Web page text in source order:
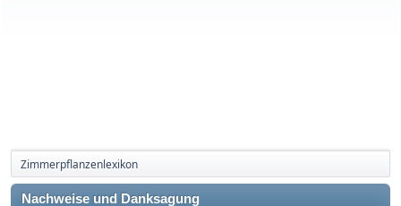
Zimmerpflanzenlexikon
Nachweise und Danksagung